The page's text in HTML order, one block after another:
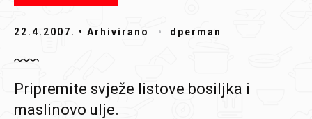
22.4.2007. • Arhivirano dperman
Pripremite svježe listove bosiljka i
maslinovo ulje.